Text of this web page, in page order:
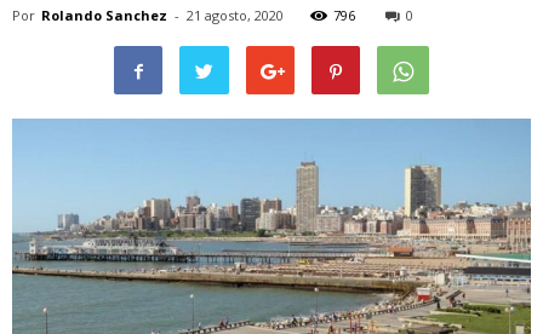
Por Rolando Sanchez - 21 agosto, 2020 796 0